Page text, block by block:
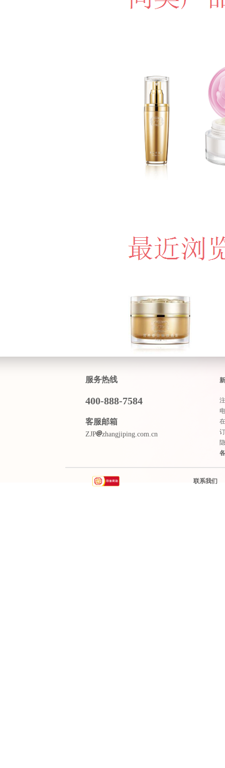
服务热线
400-888-7584
客服邮箱
ZJP zhangjiping.com.cn
联系我们